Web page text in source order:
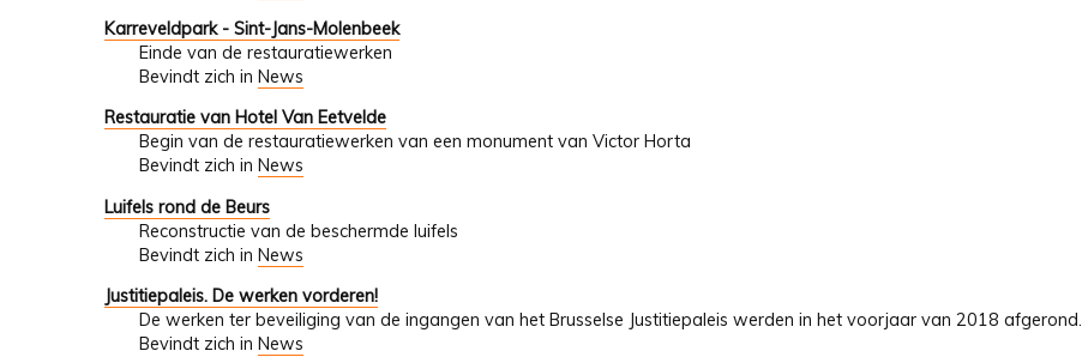
Karreveldpark - Sint-Jans-Molenbeek
Einde van de restauratiewerken
Bevindt zich in News
Restauratie van Hotel Van Eetvelde
Begin van de restauratiewerken van een monument van Victor Horta
Bevindt zich in News
Luifels rond de Beurs
Reconstructie van de beschermde luifels
Bevindt zich in News
Justitiepaleis. De werken vorderen!
De werken ter beveiliging van de ingangen van het Brusselse Justitiepaleis werden in het voorjaar van 2018 afgerond.
Bevindt zich in News